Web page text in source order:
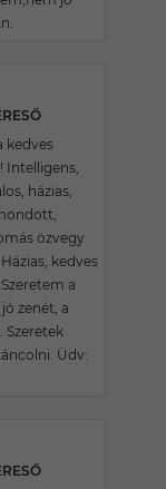
kedves
Intelligens,
házias,
özvegy
kedves
a
zenét, a
Szeretek
Üdv: